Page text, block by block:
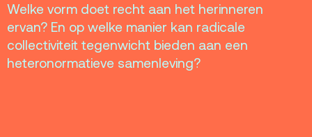
Welke vorm doet recht aan het herinneren
ervan? En op welke manier kan radicale
collectiviteit tegenwicht bieden aan een
heteronormatieve samenleving?